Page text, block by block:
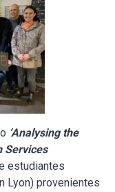
‘Analysing the
Services
estudiantes
Lyon) provenientes